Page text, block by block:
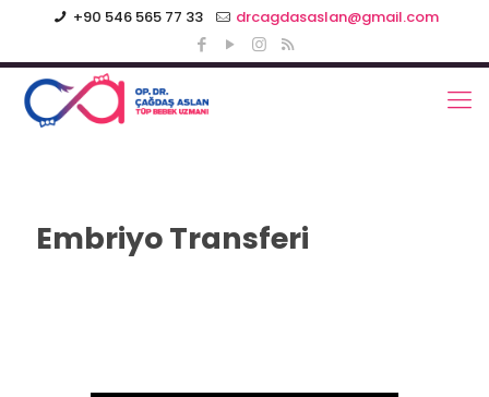
+90 546 565 77 33 drcagdasaslan@gmail.com
Embriyo Transferi